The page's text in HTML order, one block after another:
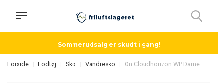
Sommerudsalg er skudt i gang!
Forside Fodtøj Sko Vandresko On Cloudhorizon WP Dame